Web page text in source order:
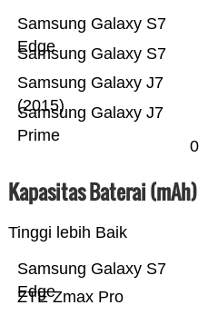
Samsung Galaxy J7
Prime
Samsung Galaxy J7
(2015)
Samsung Galaxy S7
Samsung Galaxy S7
Edge
0
Kapasitas Baterai (mAh)
Tinggi lebih Baik
ZTE Zmax Pro
Samsung Galaxy S7
Edge